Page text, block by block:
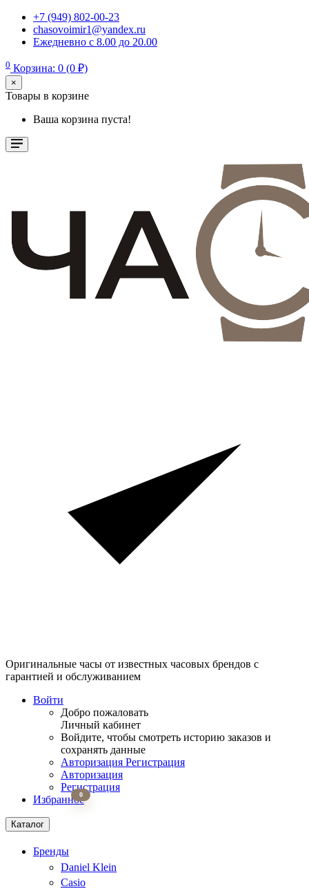
+7 (949) 802-00-23
chasovoimir1@yandex.ru
Ежедневно с 8.00 до 20.00
0 Корзина: 0 (0 ₽)
×
Товары в корзине
Ваша корзина пуста!
Оригинальные часы от известных часовых брендов с
гарантией и обслуживанием
Войти
Добро пожаловать
Личный кабинет
Войдите, чтобы смотреть историю заказов и
сохранять данные
Авторизация Регистрация
Авторизация
Регистрация
Избранное
0
Каталог
Бренды
Daniel Klein
Casio